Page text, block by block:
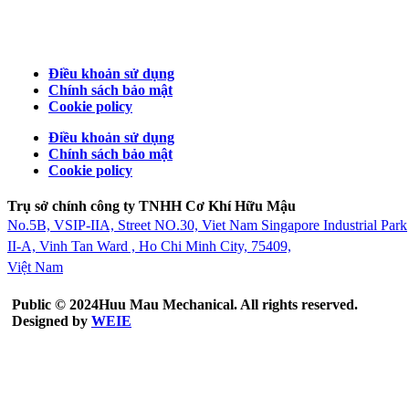
Điều khoản sử dụng
Chính sách bảo mật
Cookie policy
Điều khoản sử dụng
Chính sách bảo mật
Cookie policy
Trụ sở chính công ty TNHH Cơ Khí Hữu Mậu
No.5B, VSIP-IIA, Street NO.30, Viet Nam Singapore Industrial Park
II-A, Vinh Tan Ward , Ho Chi Minh City, 75409,
Việt Nam
Public © 2024Huu Mau Mechanical. All rights reserved.
Designed by WEIE